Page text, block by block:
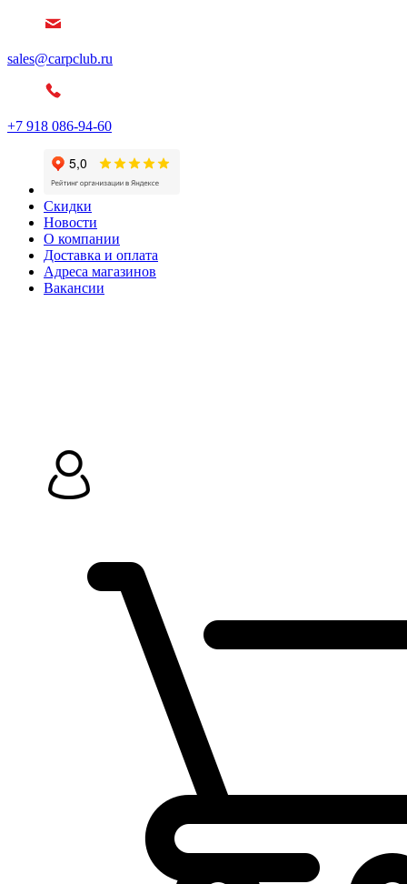
sales@carpclub.ru
+7 918 086-94-60
Скидки
Новости
О компании
Доставка и оплата
Адреса магазинов
Вакансии